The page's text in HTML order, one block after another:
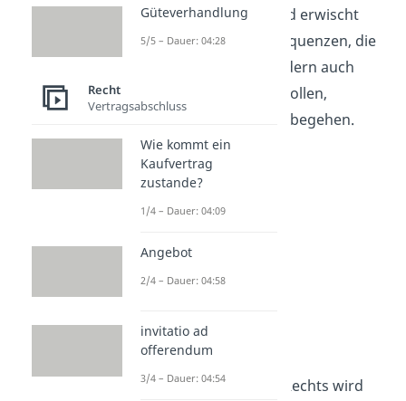
bereitstellt. Wenn jemand erwischt
wird, gibt es klare Konsequenzen, die
, sondern auch
andere davon abhalten sollen,
ähnliche Handlungen zu begehen.
Grundrechte
Die Schutzfunktion des Rechts wird
Güteverhandlung
5/5 – Dauer: 04:28
Recht
Vertragsabschluss
Wie kommt ein
Kaufvertrag
zustande?
1/4 – Dauer: 04:09
Angebot
2/4 – Dauer: 04:58
invitatio ad
offerendum
3/4 – Dauer: 04:54